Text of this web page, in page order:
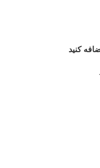
کنید